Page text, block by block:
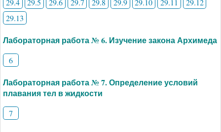
29.4
29.5 29.6 29.7 29.8 29.9 29.10 29.11
29.12
29.13
Лабораторная работа № 6. Изучение закона Архимеда
6
Лабораторная работа № 7. Определение условий
плавания тел в жидкости
7